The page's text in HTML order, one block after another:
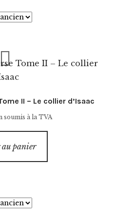
II – Le collier d’Isaac
soumis à la TVA
panier